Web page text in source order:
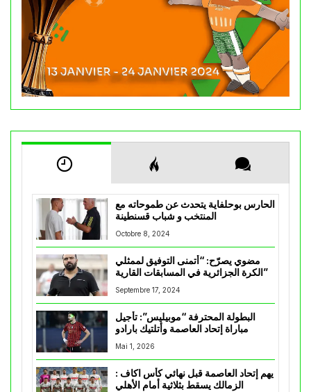
الحارس بوحلفاية يتحدث عن طموحاته مع
المنتخب و شباب قسنطينة
Octobre 8, 2024
مضوي يصرّح: “أتمنى التوفيق لممثلي
الكرة الجزائرية في المسابقات القارية”
Septembre 17, 2024
البطولة المحترفة “موبيليس”: تأجيل
مباراة إتحاد العاصمة وأتلتيك بارادو
Mai 1, 2026
يهم إتحاد العاصمة قبل نهائي كأس اكاف :